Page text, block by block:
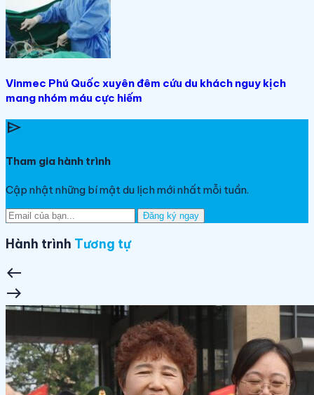
Vinmec Phú Quốc xuyên đêm cứu du khách nguy kịch
mang nhóm máu cực hiếm
send
Tham gia hành trình
Cập nhật những bí mật du lịch mới nhất mỗi tuần.
Đăng ký ngay
Hành trình Tương tự
west
east